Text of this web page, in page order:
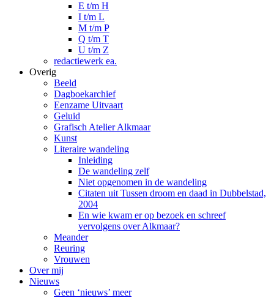
E t/m H
I t/m L
M t/m P
Q t/m T
U t/m Z
redactiewerk ea.
Overig
Beeld
Dagboekarchief
Eenzame Uitvaart
Geluid
Grafisch Atelier Alkmaar
Kunst
Literaire wandeling
Inleiding
De wandeling zelf
Niet opgenomen in de wandeling
Citaten uit Tussen droom en daad in Dubbelstad,
2004
En wie kwam er op bezoek en schreef
vervolgens over Alkmaar?
Meander
Reuring
Vrouwen
Over mij
Nieuws
Geen ‘nieuws’ meer